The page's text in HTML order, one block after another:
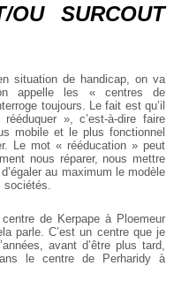
OU SURCOUT
situation de handicap, on va
appelle les « centres de
toujours. Le fait est qu’il
», c’est-à-dire faire
mobile et le plus fonctionnel
Le mot « rééducation » peut
nous réparer, nous mettre
au maximum le modèle
sociétés.
de Kerpape à Ploemeur
parle. C’est un centre que je
avant d’être plus tard,
le centre de Perharidy à